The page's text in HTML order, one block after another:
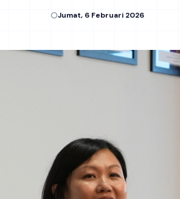
Jumat, 6 Februari 2026